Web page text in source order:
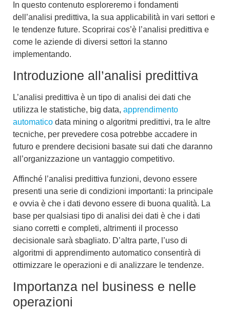
In questo contenuto esploreremo i fondamenti
dell’analisi predittiva, la sua applicabilità in vari settori e
le tendenze future. Scoprirai cos’è l’analisi predittiva e
come le aziende di diversi settori la stanno
implementando.
Introduzione all’analisi predittiva
L’analisi predittiva è un tipo di analisi dei dati che
utilizza le statistiche, big data, apprendimento
automatico data mining o algoritmi predittivi, tra le altre
tecniche, per prevedere cosa potrebbe accadere in
futuro e prendere decisioni basate sui dati che daranno
all’organizzazione un vantaggio competitivo.
Affinché l’analisi predittiva funzioni, devono essere
presenti una serie di condizioni importanti: la principale
e ovvia è che i dati devono essere di buona qualità. La
base per qualsiasi tipo di analisi dei dati è che i dati
siano corretti e completi, altrimenti il processo
decisionale sarà sbagliato. D’altra parte, l’uso di
algoritmi di apprendimento automatico consentirà di
ottimizzare le operazioni e di analizzare le tendenze.
Importanza nel business e nelle
operazioni